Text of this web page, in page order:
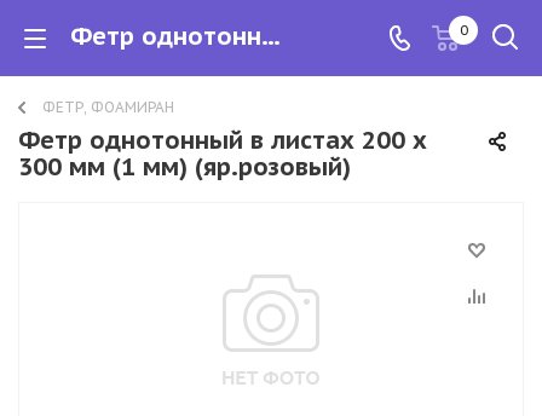
Фетр однотонный в листах 200 х 300 мм (1 мм) 0
ФЕТР, ФОАМИРАН
Фетр однотонный в листах 200 х
300 мм (1 мм) (яр.розовый)